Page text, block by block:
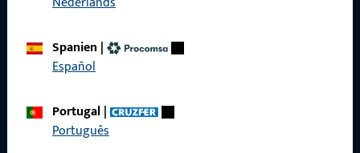
Spanien |
Español
Portugal|
Português
Datenschutz